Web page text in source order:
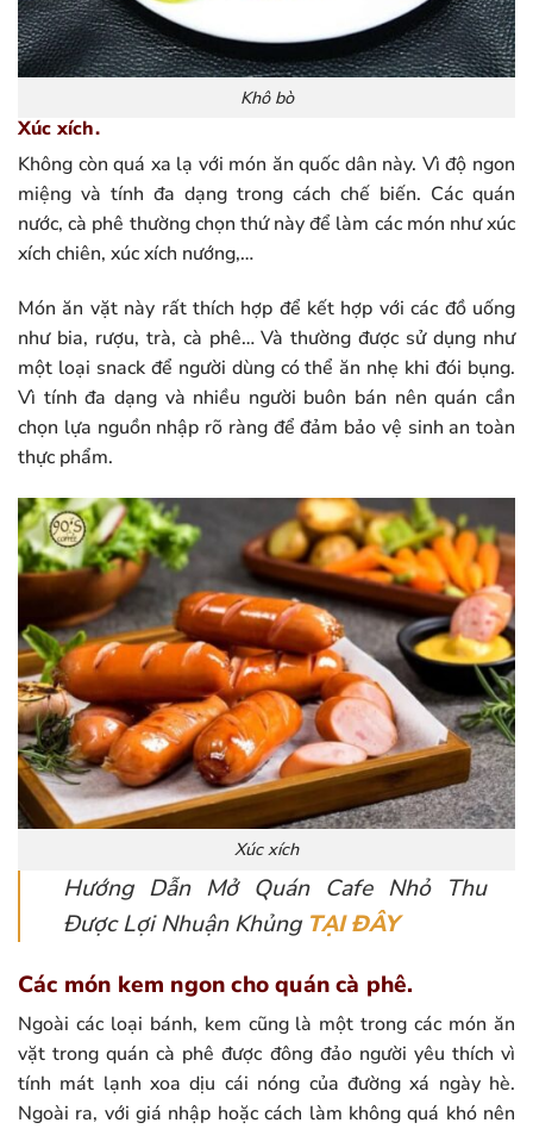
Khô bò
Xúc xích.
Không còn quá xa lạ với món ăn quốc dân này. Vì độ ngon
miệng và tính đa dạng trong cách chế biến. Các quán
nước, cà phê thường chọn thứ này để làm các món như xúc
xích chiên, xúc xích nướng,…
Món ăn vặt này rất thích hợp để kết hợp với các đồ uống
như bia, rượu, trà, cà phê… Và thường được sử dụng như
một loại snack để người dùng có thể ăn nhẹ khi đói bụng.
Vì tính đa dạng và nhiều người buôn bán nên quán cần
chọn lựa nguồn nhập rõ ràng để đảm bảo vệ sinh an toàn
thực phẩm.
Xúc xích
Hướng Dẫn Mở Quán Cafe Nhỏ Thu
Được Lợi Nhuận Khủng TẠI ĐÂY
Các món kem ngon cho quán cà phê.
Ngoài các loại bánh, kem cũng là một trong các món ăn
vặt trong quán cà phê được đông đảo người yêu thích vì
tính mát lạnh xoa dịu cái nóng của đường xá ngày hè.
Ngoài ra, với giá nhập hoặc cách làm không quá khó nên